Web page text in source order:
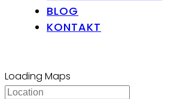
BLOG
KONTAKT
Loading Maps